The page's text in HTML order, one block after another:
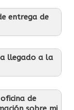
entrega de
llegado a la
de